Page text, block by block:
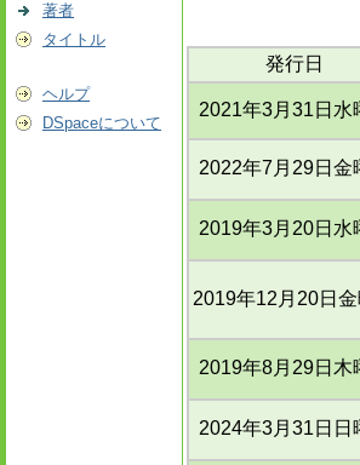
著者
タイトル
ヘルプ
DSpaceについて
発行日
2021年3月31日水
2022年7月29日金
2019年3月20日水
2019年12月20日金
2019年8月29日木
2024年3月31日日